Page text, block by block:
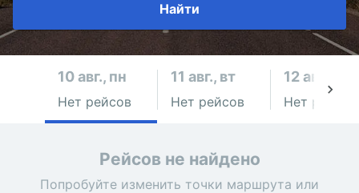
Найти
10 авг., пн
Нет рейсов
11 авг., вт
Нет рейсов
12 авг., ср
Нет рейсов
Рейсов не найдено
Попробуйте изменить точки маршрута или